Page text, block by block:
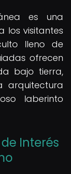
es una
los visitantes
lleno de
ofrecen
bajo tierra,
arquitectura
laberinto
Interés